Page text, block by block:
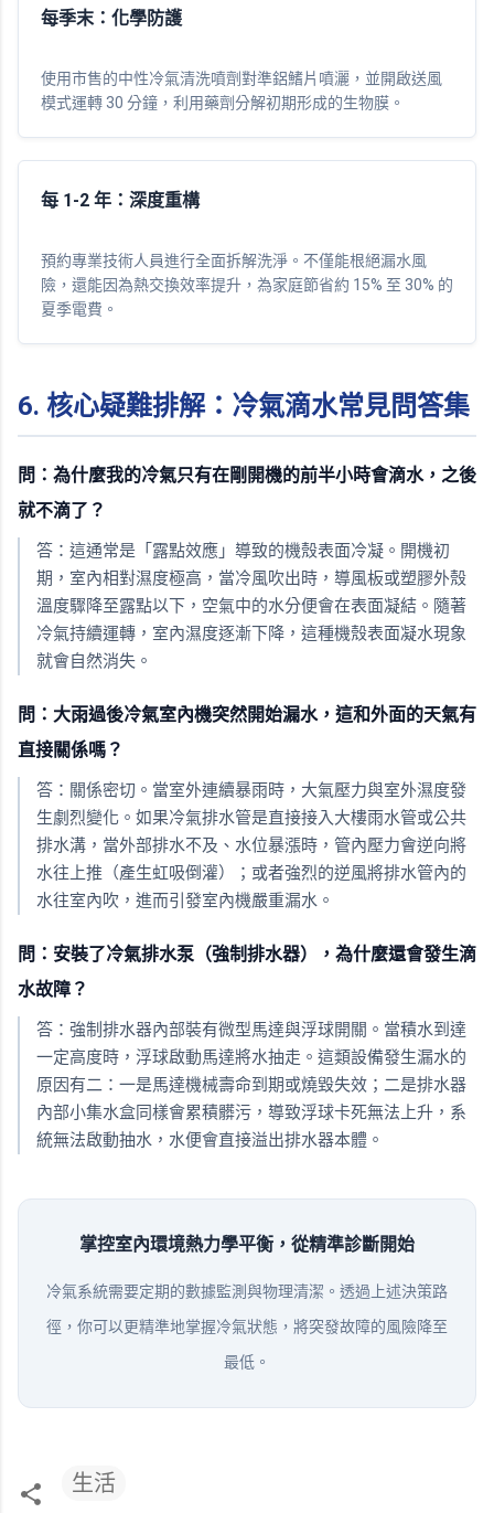
每季末：化學防護
使用市售的中性冷氣清洗噴劑對準鋁鰭片噴灑，並開啟送風
模式運轉 30 分鐘，利用藥劑分解初期形成的生物膜。
每 1-2 年：深度重構
預約專業技術人員進行全面拆解洗淨。不僅能根絕漏水風
險，還能因為熱交換效率提升，為家庭節省約 15% 至 30% 的
夏季電費。
6. 核心疑難排解：冷氣滴水常見問答集
問：為什麼我的冷氣只有在剛開機的前半小時會滴水，之後
就不滴了？
答：這通常是「露點效應」導致的機殼表面冷凝。開機初
期，室內相對濕度極高，當冷風吹出時，導風板或塑膠外殼
溫度驟降至露點以下，空氣中的水分便會在表面凝結。隨著
冷氣持續運轉，室內濕度逐漸下降，這種機殼表面凝水現象
就會自然消失。
問：大雨過後冷氣室內機突然開始漏水，這和外面的天氣有
直接關係嗎？
答：關係密切。當室外連續暴雨時，大氣壓力與室外濕度發
生劇烈變化。如果冷氣排水管是直接接入大樓雨水管或公共
排水溝，當外部排水不及、水位暴漲時，管內壓力會逆向將
水往上推（產生虹吸倒灌）；或者強烈的逆風將排水管內的
水往室內吹，進而引發室內機嚴重漏水。
問：安裝了冷氣排水泵（強制排水器），為什麼還會發生滴
水故障？
答：強制排水器內部裝有微型馬達與浮球開關。當積水到達
一定高度時，浮球啟動馬達將水抽走。這類設備發生漏水的
原因有二：一是馬達機械壽命到期或燒毀失效；二是排水器
內部小集水盒同樣會累積髒污，導致浮球卡死無法上升，系
統無法啟動抽水，水便會直接溢出排水器本體。
掌控室內環境熱力學平衡，從精準診斷開始
冷氣系統需要定期的數據監測與物理清潔。透過上述決策路
徑，你可以更精準地掌握冷氣狀態，將突發故障的風險降至
最低。
生活